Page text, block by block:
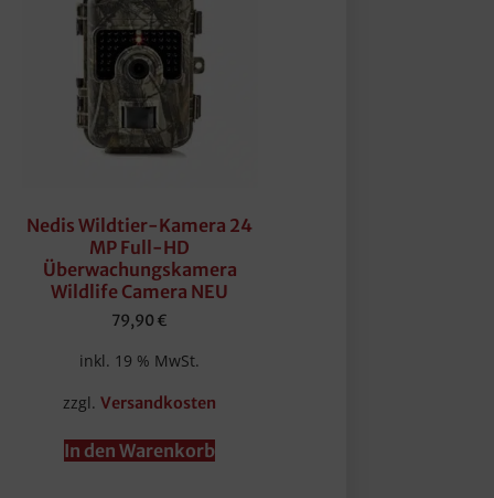
Nedis Wildtier-Kamera 24
MP Full-HD
Überwachungskamera
Wildlife Camera NEU
79,90 €
inkl. 19 % MwSt.
zzgl.Versandkosten
In den Warenkorb